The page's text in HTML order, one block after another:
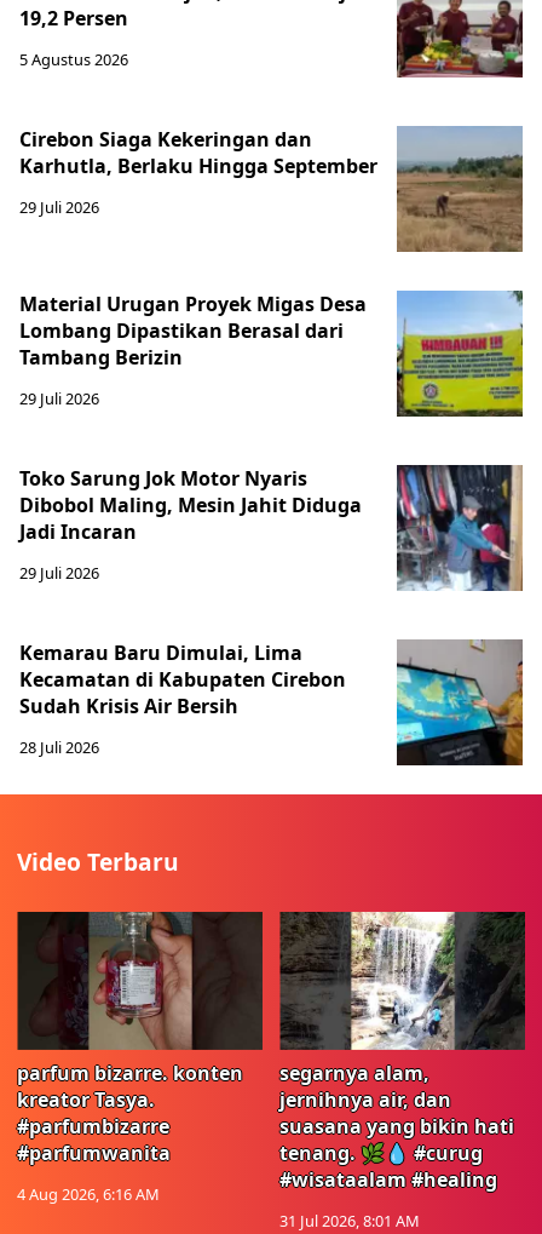
19,2 Persen
5 Agustus 2026
Cirebon Siaga Kekeringan dan
Karhutla, Berlaku Hingga September
29 Juli 2026
Material Urugan Proyek Migas Desa
Lombang Dipastikan Berasal dari
Tambang Berizin
29 Juli 2026
Toko Sarung Jok Motor Nyaris
Dibobol Maling, Mesin Jahit Diduga
Jadi Incaran
29 Juli 2026
Kemarau Baru Dimulai, Lima
Kecamatan di Kabupaten Cirebon
Sudah Krisis Air Bersih
28 Juli 2026
Video Terbaru
parfum bizarre. konten
kreator Tasya.
#parfumbizarre
#parfumwanita
4 Aug 2026, 6:16 AM
segarnya alam,
jernihnya air, dan
suasana yang bikin hati
tenang. 🌿💧 #curug
#wisataalam #healing
31 Jul 2026, 8:01 AM